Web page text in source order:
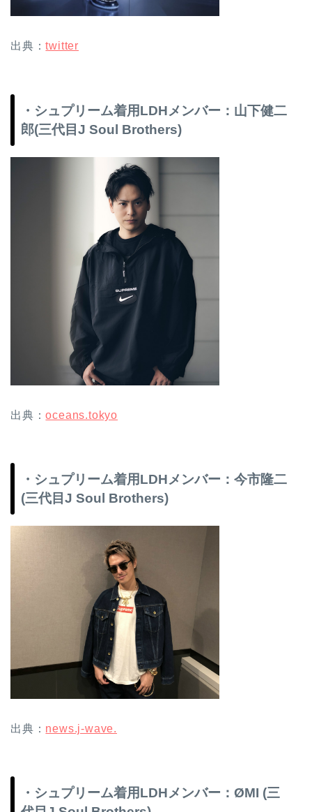
出典：twitter
・シュプリーム着用LDHメンバー：山下健二
郎(三代目J Soul Brothers)
出典：oceans.tokyo
・シュプリーム着用LDHメンバー：今市隆二
(三代目J Soul Brothers)
出典： news.j-wave.
・シュプリーム着用LDHメンバー：ØMI (三